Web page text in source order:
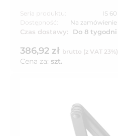
Seria produktu:
IS 60
Dostępność:
Na zamówienie
Czas dostawy: Do 8 tygodni
386,92 zł brutto (z VAT 23%)
Cena za: szt.